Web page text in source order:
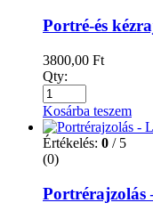
Portré-és
3800,00 Ft
Qty:
Kosárba teszem
Értékelés: 0 / 5
(0)
Portrérajzolás